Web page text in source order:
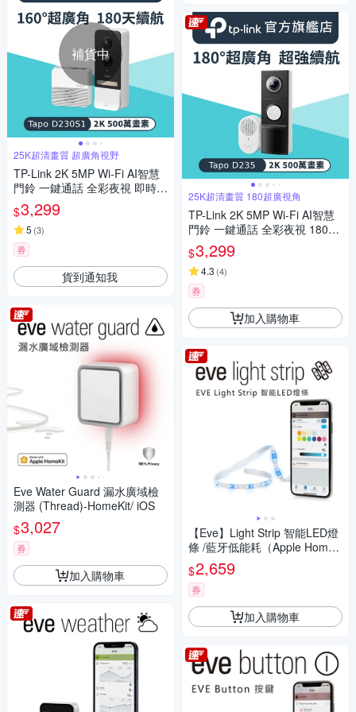
補貨中
25K超清畫質 超廣角視野
TP-Link 2K 5MP Wi-Fi AI智慧
門鈴 一鍵通話 全彩夜視 即時觀
看 AI智慧偵測 防水防塵(Tapo
D230S1)
$3,299
5 (3)
券
貨到通知我
Eve Water Guard 漏水廣域檢
測器 (Thread)-HomeKit/ iOS
$3,027
券
加入購物車
25K超清畫質 180超廣視角
TP-Link 2K 5MP Wi-Fi AI智慧
門鈴 一鍵通話 全彩夜視 180°
視角 AI智慧偵測 IP66防水防塵
(Tapo D235)
$3,299
4.3 (4)
券
加入購物車
【Eve】Light Strip 智能LED燈
條 /藍牙低能耗（Apple HomeK
it iOS）
$2,659
券
加入購物車